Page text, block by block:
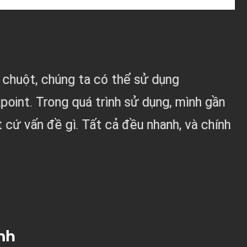
chúng ta có thể sử dụng
Trong quá trình sử dụng, mình gần
vấn đề gì. Tất cả đều nhanh, và chính